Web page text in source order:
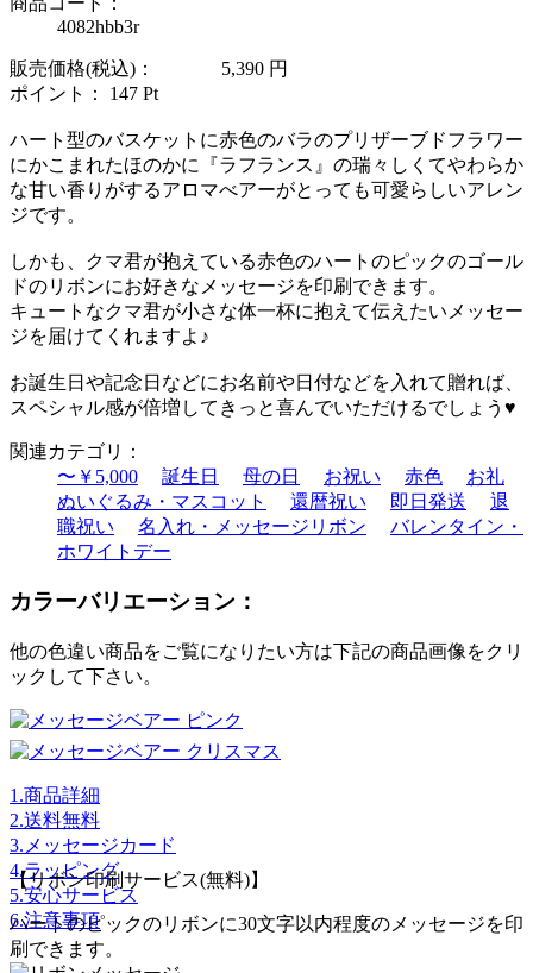
4082hbb3r
販売価格(税込)： 5,390 円
ポイント： 147 Pt
ハート型のバスケットに赤色のバラのプリザーブドフラワー
にかこまれたほのかに『ラフランス』の瑞々しくてやわらか
な甘い香りがするアロマべアーがとっても可愛らしいアレン
ジです。
しかも、クマ君が抱えている赤色のハートのピックのゴール
ドのリボンにお好きなメッセージを印刷できます。
キュートなクマ君が小さな体一杯に抱えて伝えたいメッセー
ジを届けてくれますよ♪
お誕生日や記念日などにお名前や日付などを入れて贈れば、
スペシャル感が倍増してきっと喜んでいただけるでしょう ♥
関連カテゴリ：
〜￥5,000
誕生日 母の日 お祝い 赤色
お礼
ぬいぐるみ・マスコット
還暦祝い 即日発送
退
職祝い
名入れ・メッセージリボン
バレンタイン・
ホワイトデー
カラーバリエーション：
他の色違い商品をご覧になりたい方は下記の商品画像をクリ
ックして下さい。
1.商品詳細
2.送料無料
3.メッセージカード
4.ラッピング
5.安心サービス
6.注意事項
【リボン印刷サービス(無料)】
ハートのピックのリボンに30文字以内程度のメッセージを印
刷できます。